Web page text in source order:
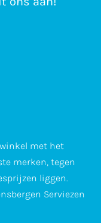
met het
merken, tegen
liggen.
Serviezen